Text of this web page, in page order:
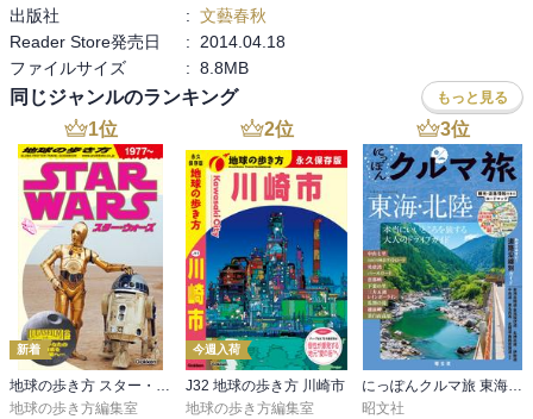
出版社
: 文藝春秋
Reader Store発売日
:
2014.04.18
ファイルサイズ
: 8.8MB
同じジャンルのランキング もっと見る
1位
新着
地球の歩き方 スター・ウォーズ
地球の歩き方編集室
2位
今週入荷
J32 地球の歩き方 川崎市
地球の歩き方編集室
3位
にっぽんクルマ旅 東海・北陸’26
昭文社